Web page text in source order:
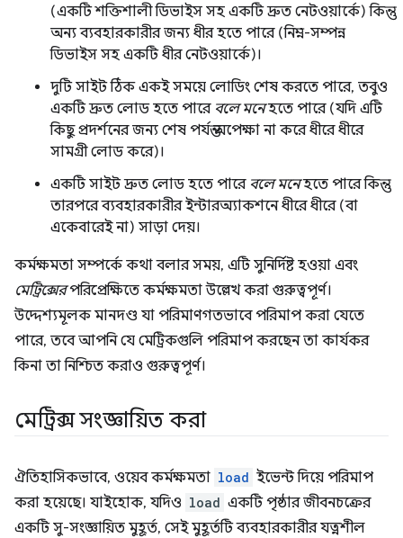
(একটি শক্তিশালী ডিভাইস সহ একটি দ্রুত নেটওয়ার্কে) কিন্তু
অন্য ব্যবহারকারীর জন্য ধীর হতে পারে (নিম্ন-সম্পন্ন
ডিভাইস সহ একটি ধীর নেটওয়ার্কে)।
দুটি সাইট ঠিক একই সময়ে লোডিং শেষ করতে পারে, তবুও
একটি দ্রুত লোড হতে পারে বলে মনেহতে পারে (যদি এটি
কিছু প্রদর্শনের জন্য শেষ পর্যন্ত অপেক্ষা না করে ধীরে ধীরে
সামগ্রী লোড করে)।
একটি সাইট দ্রুত লোড হতে পারে বলে মনেহতে পারে কিন্তু
তারপরে ব্যবহারকারীর ইন্টারঅ্যাকশনে ধীরে ধীরে (বা
একেবারেই না) সাড়া দেয়।
কর্মক্ষমতা সম্পর্কে কথা বলার সময়, এটি সুনির্দিষ্ট হওয়া এবং
মেট্রিক্সেরপরিপ্রেক্ষিতে কর্মক্ষমতা উল্লেখ করা গুরুত্বপূর্ণ।
উদ্দেশ্যমূলক মানদণ্ড যা পরিমাণগতভাবে পরিমাপ করা যেতে
পারে, তবে আপনি যে মেট্রিকগুলি পরিমাপ করছেন তা কার্যকর
কিনা তা নিশ্চিত করাও গুরুত্বপূর্ণ।
মেট্রিক্স সংজ্ঞায়িত করা
ঐতিহাসিকভাবে, ওয়েব কর্মক্ষমতা load ইভেন্ট দিয়ে পরিমাপ
করা হয়েছে। যাইহোক, যদিও load একটি পৃষ্ঠার জীবনচক্রের
একটি সু-সংজ্ঞায়িত মুহূর্ত, সেই মুহূর্তটি ব্যবহারকারীর যত্নশীল